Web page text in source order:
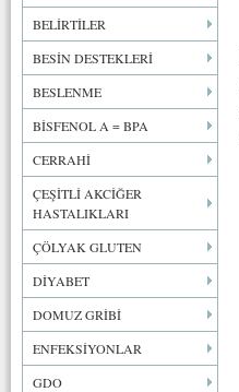
BELİRTİLER
BESİN DESTEKLERİ
BESLENME
BİSFENOL A = BPA
CERRAHİ
ÇEŞİTLİ AKCİĞER
HASTALIKLARI
ÇÖLYAK GLUTEN
DİYABET
DOMUZ GRİBİ
ENFEKSİYONLAR
GDO